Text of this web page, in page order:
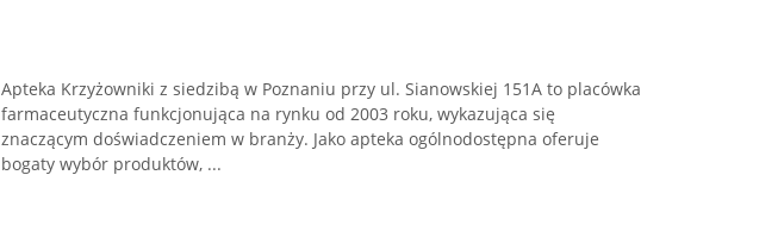
Apteka Krzyżowniki z siedzibą w Poznaniu przy ul. Sianowskiej 151A to placówka
farmaceutyczna funkcjonująca na rynku od 2003 roku, wykazująca się
znaczącym doświadczeniem w branży. Jako apteka ogólnodostępna oferuje
bogaty wybór produktów, ...